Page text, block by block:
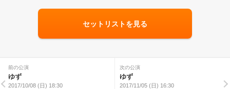
セットリストを見る
前の公演
ゆず
2017/10/08 (日) 18:30
次の公演
ゆず
2017/11/05 (日) 16:30